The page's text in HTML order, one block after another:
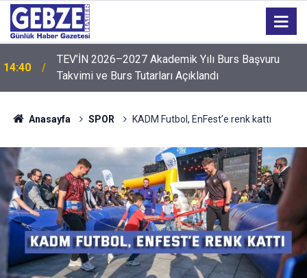
14:35 Sepaş Enerji, 136'ncı sırada yer aldı
Anasayfa SPOR KADM Futbol, EnFest’e renk kattı